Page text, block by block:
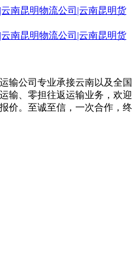
输公司专业承接云南以及全国
输、零担往返运输业务，欢迎
价。至诚至信，一次合作，终